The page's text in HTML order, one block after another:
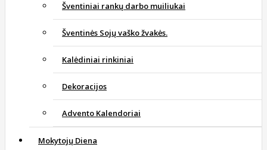
Šventiniai rankų darbo muiliukai
Šventinės Sojų vaško žvakės.
Kalėdiniai rinkiniai
Dekoracijos
Advento Kalendoriai
Mokytojų Diena